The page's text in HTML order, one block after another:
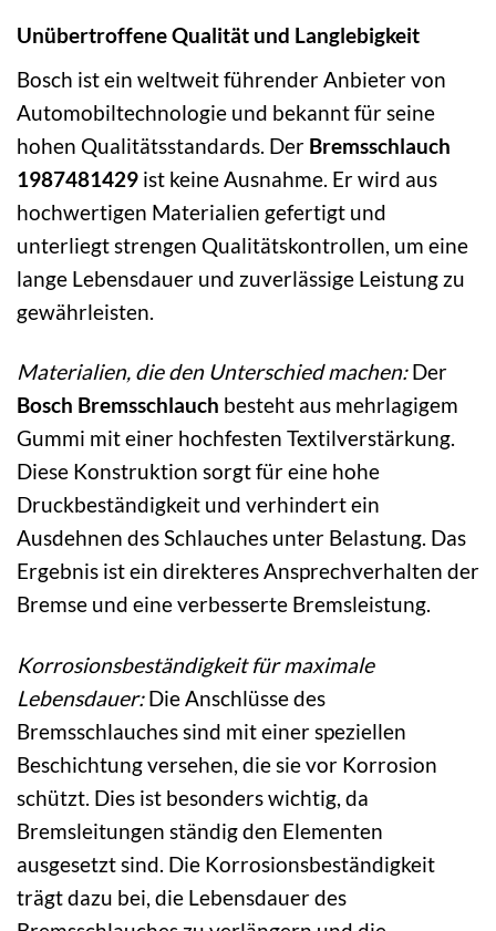
Unübertroffene Qualität und Langlebigkeit
Bosch ist ein weltweit führender Anbieter von
Automobiltechnologie und bekannt für seine
hohen Qualitätsstandards. Der Bremsschlauch
1987481429 ist keine Ausnahme. Er wird aus
hochwertigen Materialien gefertigt und
unterliegt strengen Qualitätskontrollen, um eine
lange Lebensdauer und zuverlässige Leistung zu
gewährleisten.
Materialien, die den Unterschied machen:Der
Bosch Bremsschlauch besteht aus mehrlagigem
Gummi mit einer hochfesten Textilverstärkung.
Diese Konstruktion sorgt für eine hohe
Druckbeständigkeit und verhindert ein
Ausdehnen des Schlauches unter Belastung. Das
Ergebnis ist ein direkteres Ansprechverhalten der
Bremse und eine verbesserte Bremsleistung.
Korrosionsbeständigkeit für maximale
Lebensdauer:Die Anschlüsse des
Bremsschlauches sind mit einer speziellen
Beschichtung versehen, die sie vor Korrosion
schützt. Dies ist besonders wichtig, da
Bremsleitungen ständig den Elementen
ausgesetzt sind. Die Korrosionsbeständigkeit
trägt dazu bei, die Lebensdauer des